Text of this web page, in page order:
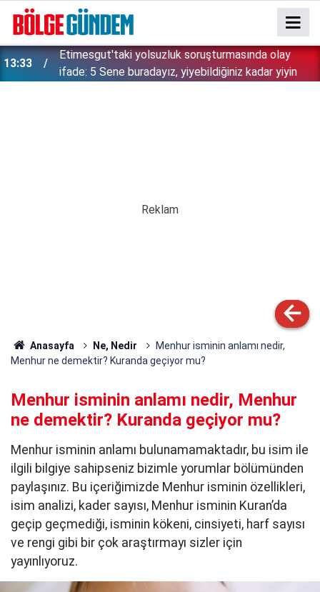
13:33
Etimesgut'taki yolsuzluk soruşturmasında olay
ifade: 5 Sene buradayız, yiyebildiğiniz kadar yiyin
Anasayfa Ne, Nedir
Menhur isminin anlamı nedir,
Menhur ne demektir? Kuranda geçiyor mu?
Menhur isminin anlamı nedir, Menhur
ne demektir? Kuranda geçiyor mu?
Menhur isminin anlamı bulunamamaktadır, bu isim ile
ilgili bilgiye sahipseniz bizimle yorumlar bölümünden
paylaşınız. Bu içeriğimizde Menhur isminin özellikleri,
isim analizi, kader sayısı, Menhur isminin Kuran’da
geçip geçmediği, isminin kökeni, cinsiyeti, harf sayısı
ve rengi gibi bir çok araştırmayı sizler için
yayınlıyoruz.